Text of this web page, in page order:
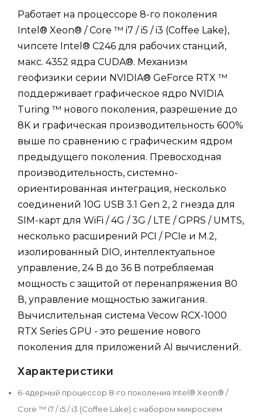
Работает на процессоре 8-го поколения
Intel® Xeon® / Core ™ i7 / i5 / i3 (Coffee Lake),
чипсете Intel® C246 для рабочих станций,
макс. 4352 ядра CUDA®. Механизм
геофизики серии NVIDIA® GeForce RTX ™
поддерживает графическое ядро NVIDIA
Turing ™ нового поколения, разрешение до
8K и графическая производительность 600%
выше по сравнению с графическим ядром
предыдущего поколения. Превосходная
производительность, системно-
ориентированная интеграция, несколько
соединений 10G USB 3.1 Gen 2, 2 гнезда для
SIM-карт для WiFi / 4G / 3G / LTE / GPRS / UMTS,
несколько расширений PCI / PCIe и M.2,
изолированный DIO, интеллектуальное
управление, 24 В до 36 В потребляемая
мощность с защитой от перенапряжения 80
В, управление мощностью зажигания.
Вычислительная система Vecow RCX-1000
RTX Series GPU - это решение нового
поколения для приложений AI вычислений.
Характеристики
6-ядерный процессор 8-го поколения Intel® Xeon® /
Core ™ i7 / i5 / i3 (Coffee Lake) с набором микросхем